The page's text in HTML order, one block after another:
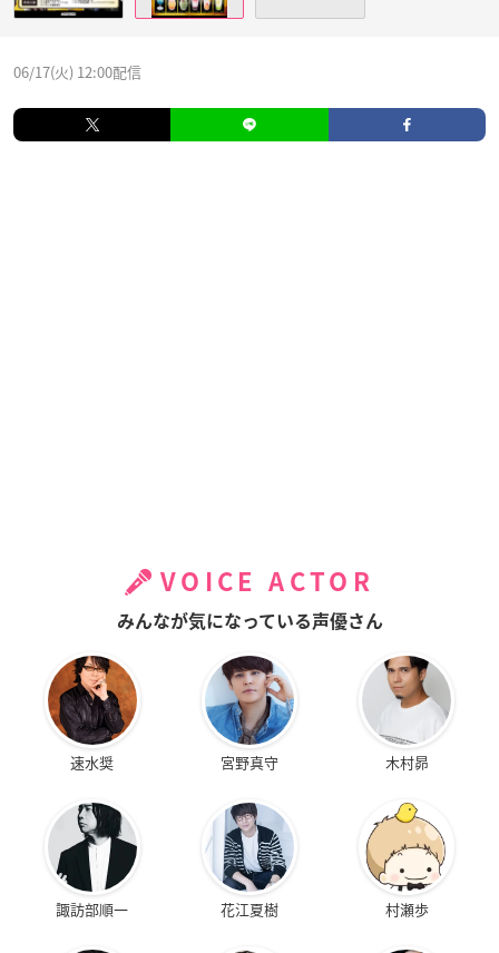
06/17(火) 12:00配信
VOICE ACTOR
みんなが気になっている声優さん
速水奨 宮野真守 木村昴
諏訪部順一 花江夏樹 村瀬歩